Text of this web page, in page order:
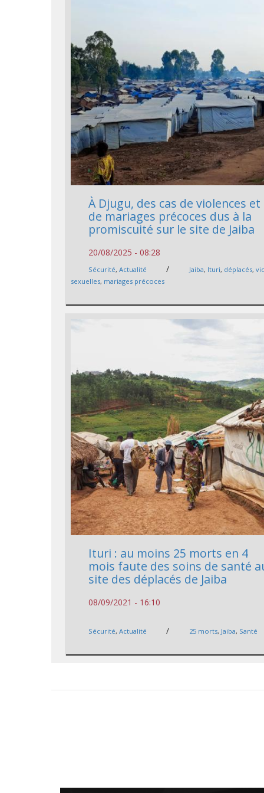
À Djugu, des cas de violences et
de mariages précoces dus à la
promiscuité sur le site de Jaiba
20/08/2025 - 08:28
Sécurité,Actualité / Jaiba, Ituri, déplacés,
sexuelles, mariages précoces
Ituri : au moins 25 morts en 4
mois faute des soins de santé
site des déplacés de Jaiba
08/09/2021 - 16:10
Sécurité,Actualité / 25 morts, Jaiba, Santé